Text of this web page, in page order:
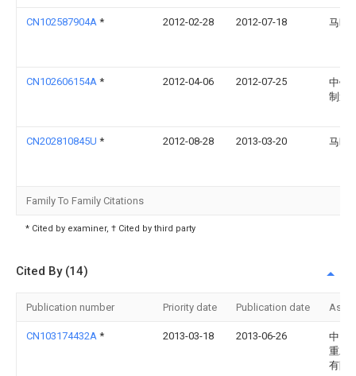
CN102587904A * 2012-02-28 2012-07-18 马晓
CN102606154A * 2012-04-06 2012-07-25
中铁
制造
CN202810845U * 2012-08-28 2013-03-20 马晓
Family To Family Citations
* Cited by examiner, † Cited by third party
Cited By (14)
Publication number Priority date Publication date
CN103174432A * 2013-03-18 2013-06-26
中国
重工
有限